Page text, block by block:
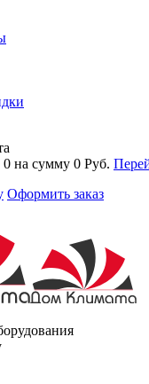
0 на сумму 0 Руб.
Оформить заказ